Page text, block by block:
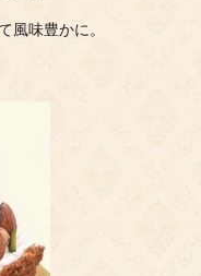
風味豊かに。